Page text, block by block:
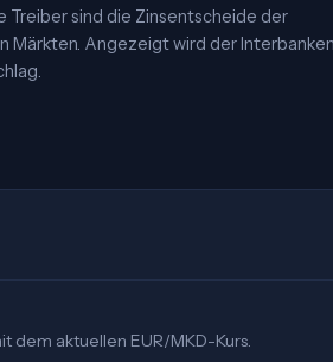
Treiber sind die Zinsentscheide der
Märkten. Angezeigt wird der
dem aktuellen EUR/MKD-Kurs.